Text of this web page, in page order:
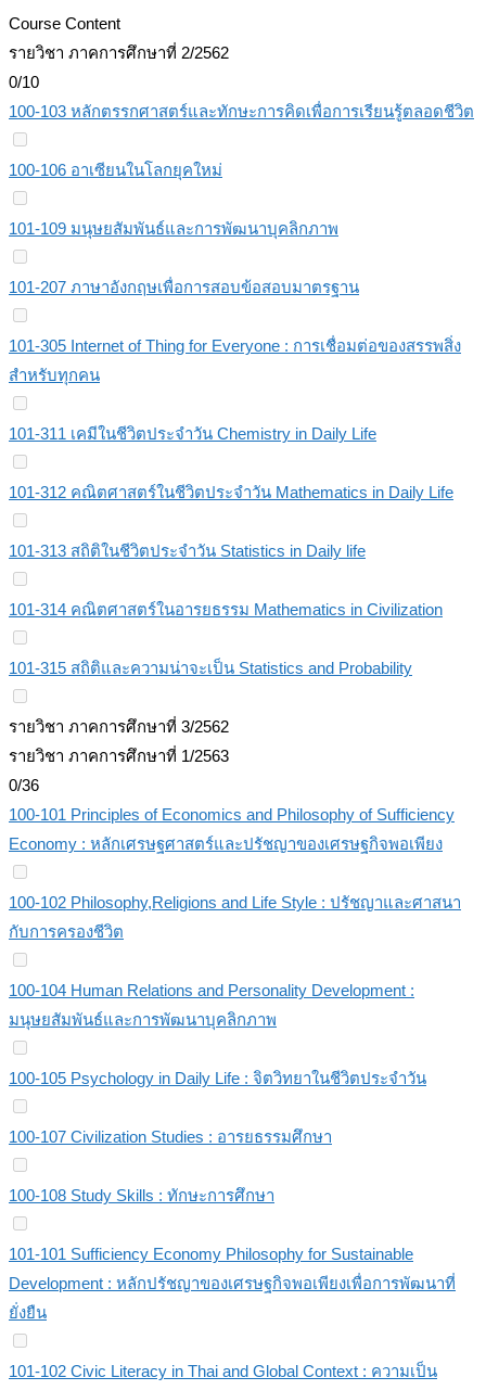
Course Content
รายวิชา ภาคการศึกษาที่ 2/2562
0/10
100-103 หลักตรรกศาสตร์และทักษะการคิดเพื่อการเรียนรู้ตลอดชีวิต
100-106 อาเซียนในโลกยุคใหม่
101-109 มนุษยสัมพันธ์และการพัฒนาบุคลิกภาพ
101-207 ภาษาอังกฤษเพื่อการสอบข้อสอบมาตรฐาน
101-305 Internet of Thing for Everyone : การเชื่อมต่อของสรรพสิ่ง
สำหรับทุกคน
101-311 เคมีในชีวิตประจำวัน Chemistry in Daily Life
101-312 คณิตศาสตร์ในชีวิตประจำวัน Mathematics in Daily Life
101-313 สถิติในชีวิตประจำวัน Statistics in Daily life
101-314 คณิตศาสตร์ในอารยธรรม Mathematics in Civilization
101-315 สถิติและความน่าจะเป็น Statistics and Probability
รายวิชา ภาคการศึกษาที่ 3/2562
รายวิชา ภาคการศึกษาที่ 1/2563
0/36
100-101 Principles of Economics and Philosophy of Sufficiency
Economy : หลักเศรษฐศาสตร์และปรัชญาของเศรษฐกิจพอเพียง
100-102 Philosophy,Religions and Life Style : ปรัชญาและศาสนา
กับการครองชีวิต
100-104 Human Relations and Personality Development :
มนุษยสัมพันธ์และการพัฒนาบุคลิกภาพ
100-105 Psychology in Daily Life : จิตวิทยาในชีวิตประจำวัน
100-107 Civilization Studies : อารยธรรมศึกษา
100-108 Study Skills : ทักษะการศึกษา
101-101 Sufficiency Economy Philosophy for Sustainable
Development : หลักปรัชญาของเศรษฐกิจพอเพียงเพื่อการพัฒนาที่
ยั่งยืน
101-102 Civic Literacy in Thai and Global Context : ความเป็น